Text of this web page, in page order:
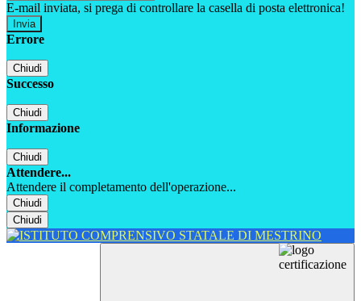
E-mail inviata, si prega di controllare la casella di posta elettronica!
Errore
Chiudi
Successo
Chiudi
Informazione
Chiudi
Attendere...
Attendere il completamento dell'operazione...
Chiudi
Chiudi